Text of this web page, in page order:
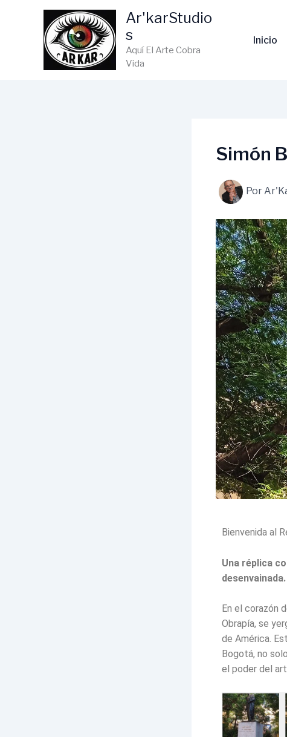
contenido
Ar'karStudio
s
Aquí El Arte Cobra
Vida
Inicio
Simón
Por
Bienvenida al
Una réplica
desenvainada.
En el corazón
Obrapía, se
de América.
Bogotá, no
el poder del